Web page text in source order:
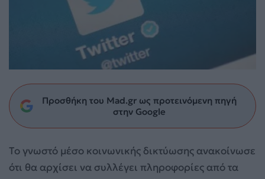
Προσθήκη του Mad.gr ως προτεινόμενη πηγή
στην Google
Το γνωστό μέσο κοινωνικής δικτύωσης ανακοίνωσε
ότι θα αρχίσει να συλλέγει πληροφορίες από τα